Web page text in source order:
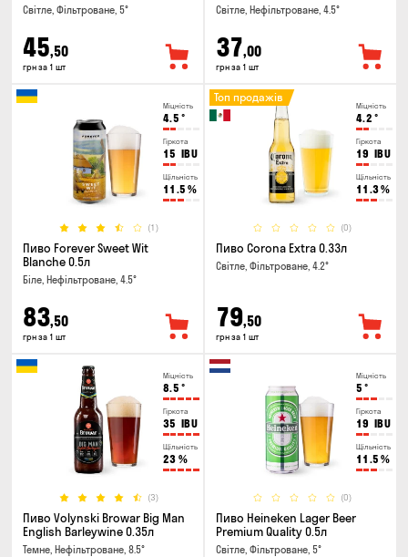
Світле, Фільтроване, 5°
45,50
грн за 1 шт
Світле, Нефільтроване, 4.5°
37,00
грн за 1 шт
Міцність
4.5 °
Гіркота
15 IBU
Щільність
11.5 %
(1)
Пиво Forever Sweet Wit
Blanche 0.5л
Біле, Нефільтроване, 4.5°
83,50
грн за 1 шт
Міцність
4.2 °
Гіркота
19 IBU
Щільність
11.3%
(0)
Топ продажів
Пиво Corona Extra 0.33л
Світле, Фільтроване, 4.2°
79,50
грн за 1 шт
Міцність
8.5 °
Гіркота
35 IBU
Щільність
23 %
(3)
Пиво Volynski Browar Big Man
English Barleywine 0.35л
Темне, Нефільтроване, 8.5°
Міцність
5 °
Гіркота
19 IBU
Щільність
11.5 %
(0)
Пиво Heineken Lager Beer
Premium Quality 0.5л
Світле, Фільтроване, 5°